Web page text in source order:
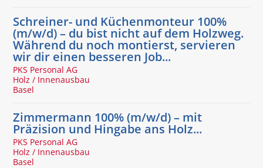
Schreiner- und Küchenmonteur 100%
(m/w/d) – du bist nicht auf dem Holzweg.
Während du noch montierst, servieren
wir dir einen besseren Job...
PKS Personal AG
Holz / Innenausbau
Basel
Zimmermann 100% (m/w/d) – mit
Präzision und Hingabe ans Holz...
PKS Personal AG
Holz / Innenausbau
Basel